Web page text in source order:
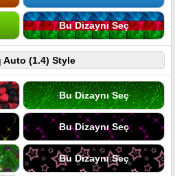
Bu Dizaynı Seç
Auto (1.4) Style
Bu Dizaynı Seç
Bu Dizaynı Seç
Bu Dizaynı Seç